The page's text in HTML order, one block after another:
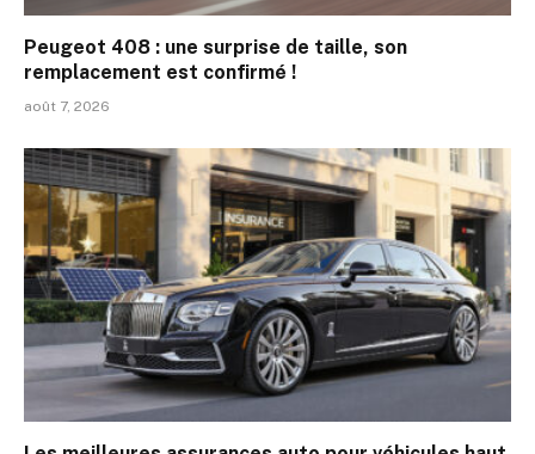
Peugeot 408 : une surprise de taille, son
remplacement est confirmé !
août 7, 2026